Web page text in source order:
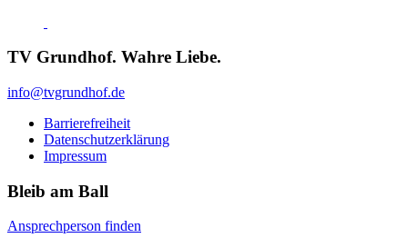
TV Grundhof. Wahre Liebe.
info@tvgrundhof.de
Barrierefreiheit
Datenschutzerklärung
Impressum
Bleib am Ball
Ansprechperson finden